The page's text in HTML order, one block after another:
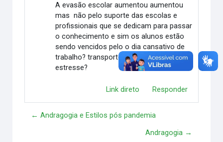
A evasão escolar aumentou aumentou
mas não pelo suporte das escolas e
profissionais que se dedicam para passar
o conhecimento e sim os alunos estão
sendo vencidos pelo o dia cansativo de
trabalho? transporte público lotado e
estresse?
Link direto Responder
← Andragogia e Estilos pós pandemia
Andragogia →